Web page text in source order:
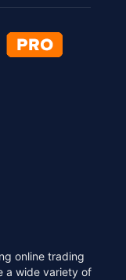
online trading
a wide variety of